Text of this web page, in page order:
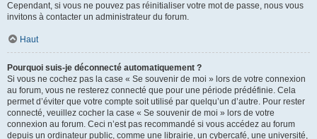
Cependant, si vous ne pouvez pas réinitialiser votre mot de passe, nous vous
invitons à contacter un administrateur du forum.
Haut
Pourquoi suis-je déconnecté automatiquement ?
Si vous ne cochez pas la case « Se souvenir de moi » lors de votre connexion
au forum, vous ne resterez connecté que pour une période prédéfinie. Cela
permet d’éviter que votre compte soit utilisé par quelqu’un d’autre. Pour rester
connecté, veuillez cocher la case « Se souvenir de moi » lors de votre
connexion au forum. Ceci n’est pas recommandé si vous accédez au forum
depuis un ordinateur public, comme une librairie, un cybercafé, une université,